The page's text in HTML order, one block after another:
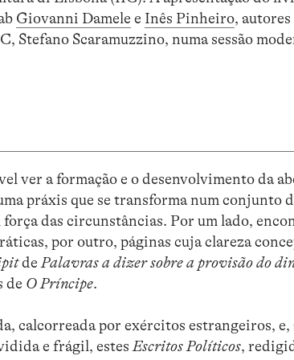
Giovanni Damele e Inês Pinheiro,
Stefano Scaramuzzino, numa sessão
ver a formação e o desenvolvimento da
práxis que se transforma num conjunto
das circunstâncias. Por um lado,
por outro, páginas cuja clareza
dePalavras a dizer sobre a provisão do
de O Príncipe.
calcorreada por exércitos estrangeiros, e,
e frágil, estesEscritos Políticos,